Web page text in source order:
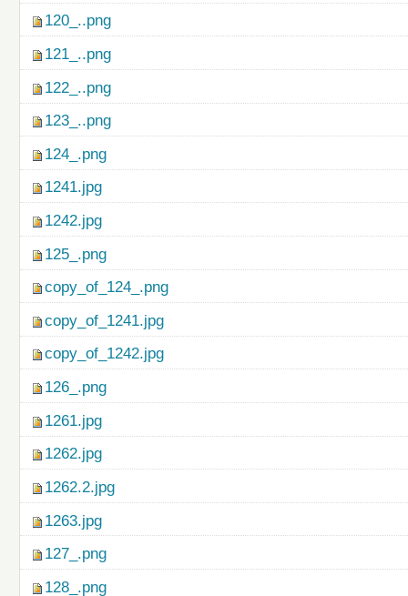
120_..png
121_..png
122_..png
123_..png
124_.png
1241.jpg
1242.jpg
125_.png
copy_of_124_.png
copy_of_1241.jpg
copy_of_1242.jpg
126_.png
1261.jpg
1262.jpg
1262.2.jpg
1263.jpg
127_.png
128_.png